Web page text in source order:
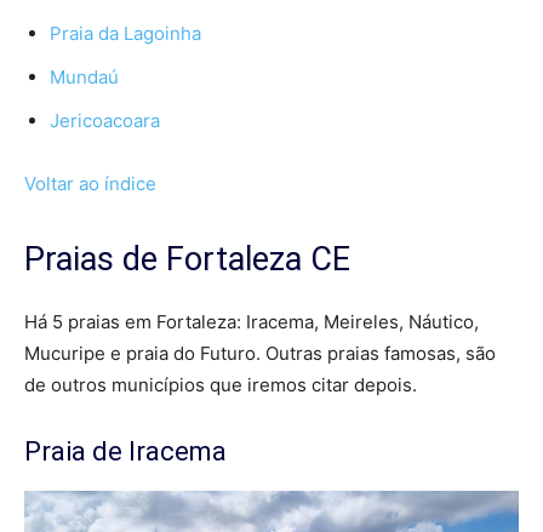
Praia da Lagoinha
Mundaú
Jericoacoara
Voltar ao índice
Praias de Fortaleza CE
Há 5 praias em Fortaleza: Iracema, Meireles, Náutico,
Mucuripe e praia do Futuro. Outras praias famosas, são
de outros municípios que iremos citar depois.
Praia de Iracema